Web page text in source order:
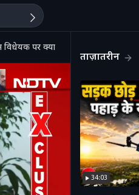
पर क्या कुछ बोले अमित शाह?
ताज़ातरीन
34:03